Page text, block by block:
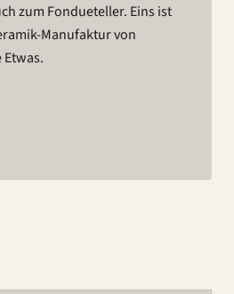
zum Fondueteller. Eins ist
Manufaktur von